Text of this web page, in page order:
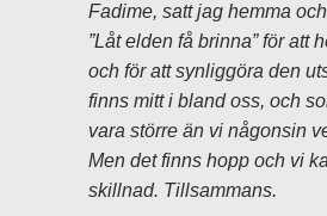
Fadime, satt jag hemma
”Låt elden få brinna” för att
och för att synliggöra den
finns mitt i bland oss, och
vara större än vi någonsin
Men det finns hopp och vi
skillnad. Tillsammans.